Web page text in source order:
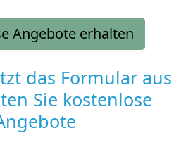
Angebote erhalten
das Formular aus
Sie kostenlose